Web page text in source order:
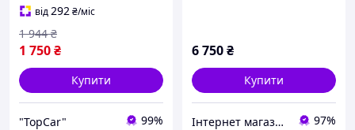
від292₴/міс
1 750₴
1 944 ₴
Купити
"TopCar" 99%
6 750₴
Купити
Інтернет магазин "Автозапчастини" 97%